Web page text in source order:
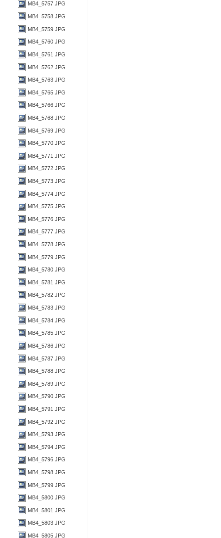
MB4_5757.JPG
MB4_5758.JPG
MB4_5759.JPG
MB4_5760.JPG
MB4_5761.JPG
MB4_5762.JPG
MB4_5763.JPG
MB4_5765.JPG
MB4_5766.JPG
MB4_5768.JPG
MB4_5769.JPG
MB4_5770.JPG
MB4_5771.JPG
MB4_5772.JPG
MB4_5773.JPG
MB4_5774.JPG
MB4_5775.JPG
MB4_5776.JPG
MB4_5777.JPG
MB4_5778.JPG
MB4_5779.JPG
MB4_5780.JPG
MB4_5781.JPG
MB4_5782.JPG
MB4_5783.JPG
MB4_5784.JPG
MB4_5785.JPG
MB4_5786.JPG
MB4_5787.JPG
MB4_5788.JPG
MB4_5789.JPG
MB4_5790.JPG
MB4_5791.JPG
MB4_5792.JPG
MB4_5793.JPG
MB4_5794.JPG
MB4_5796.JPG
MB4_5798.JPG
MB4_5799.JPG
MB4_5800.JPG
MB4_5801.JPG
MB4_5803.JPG
MB4_5805.JPG